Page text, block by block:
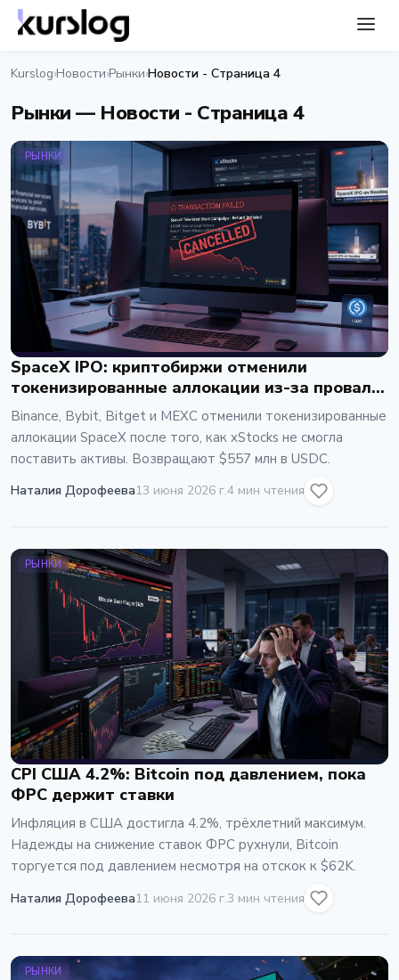
Kurslog›Новости›Рынки›Новости - Страница 4
Рынки — Новости - Страница 4
РЫНКИ
SpaceX IPO: криптобиржи отменили
токенизированные аллокации из-за провала
xStocks
Binance, Bybit, Bitget и MEXC отменили токенизированные
аллокации SpaceX после того, как xStocks не смогла
поставить активы. Возвращают $557 млн в USDC.
Наталия Дорофеева13 июня 2026 г.4 мин чтения
РЫНКИ
CPI США 4.2%: Bitcoin под давлением, пока
ФРС держит ставки
Инфляция в США достигла 4.2%, трёхлетний максимум.
Надежды на снижение ставок ФРС рухнули, Bitcoin
торгуется под давлением несмотря на отскок к $62K.
Наталия Дорофеева11 июня 2026 г.3 мин чтения
РЫНКИ